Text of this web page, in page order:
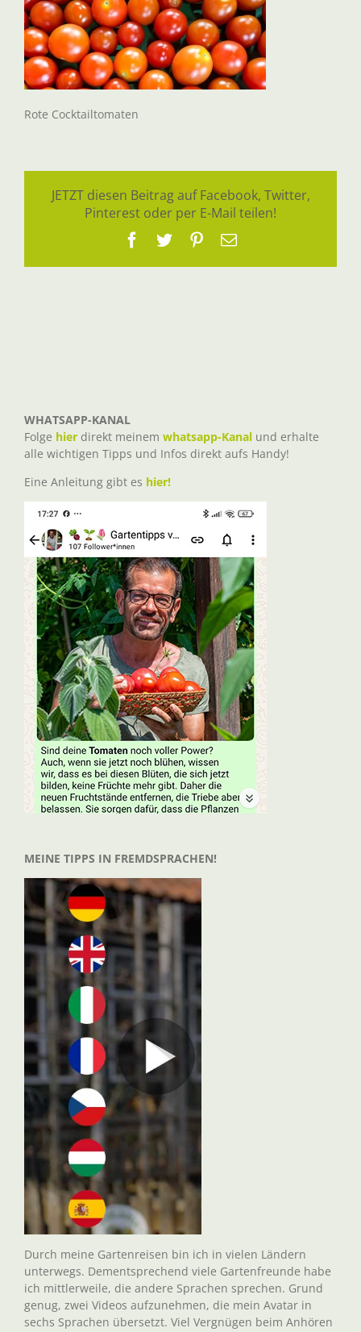
Rote Cocktailtomaten
JETZT diesen Beitrag auf Facebook, Twitter,
Pinterest oder per E-Mail teilen!
Facebook
TwitterPinterest
E-
WHATSAPP-KANAL
Folge hier direkt meinem whatsapp-Kanal und erhalte
alle wichtigen Tipps und Infos direkt aufs Handy!
Eine Anleitung gibt es hier!
MEINE TIPPS IN FREMDSPRACHEN!
Durch meine Gartenreisen bin ich in vielen Ländern
unterwegs. Dementsprechend viele Gartenfreunde habe
ich mittlerweile, die andere Sprachen sprechen. Grund
genug, zwei Videos aufzunehmen, die mein Avatar in
sechs Sprachen übersetzt. Viel Vergnügen beim Anhören